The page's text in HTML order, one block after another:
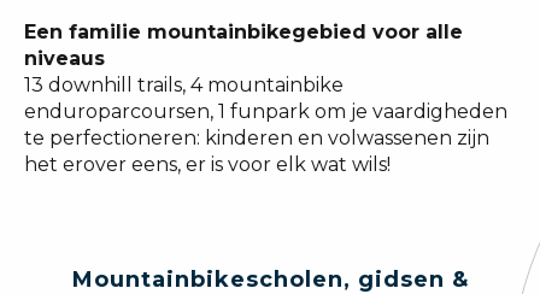
Een familie mountainbikegebied voor alle
niveaus
13 downhill trails, 4 mountainbike
enduroparcoursen, 1 funpark om je vaardigheden
te perfectioneren: kinderen en volwassenen zijn
het erover eens, er is voor elk wat wils!
Mountainbikescholen, gidsen &